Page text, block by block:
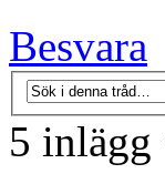
Besvara
5 inlägg